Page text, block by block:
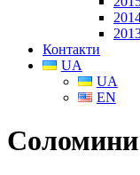
Контакти
UA
UA
EN
Соломини